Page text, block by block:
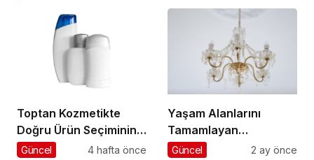
Toptan Kozmetikte
Doğru Ürün Seçiminin
Anahtarı
Güncel 4 hafta önce
Yaşam Alanlarını
Tamamlayan
Aydınlatma Seçimleri
Güncel 2 ay önce